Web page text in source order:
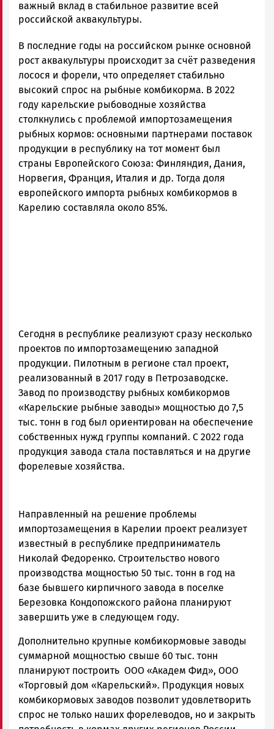
Петрозаводска
и
|
Петрозаводск
ГОВОРИТ
важный вклад в стабильное развитие всей
российской аквакультуры.
В последние годы на российском рынке основной
рост аквакультуры происходит за счёт разведения
лосося и форели, что определяет стабильно
высокий спрос на рыбные комбикорма. В 2022
году карельские рыбоводные хозяйства
столкнулись с проблемой импортозамещения
рыбных кормов: основными партнерами поставок
продукции в республику на тот момент был
страны Европейского Союза: Финляндия, Дания,
Норвегия, Франция, Италия и др. Тогда доля
европейского импорта рыбных комбикормов в
Карелию составляла около 85%.
Сегодня в республике реализуют сразу несколько
проектов по импортозамещению западной
продукции. Пилотным в регионе стал проект,
реализованный в 2017 году в Петрозаводске.
Завод по производству рыбных комбикормов
«Карельские рыбные заводы» мощностью до 7,5
тыс. тонн в год был ориентирован на обеспечение
собственных нужд группы компаний. С 2022 года
продукция завода стала поставляться и на другие
форелевые хозяйства.
Направленный на решение проблемы
импортозамещения в Карелии проект реализует
известный в республике предприниматель
Николай Федоренко. Строительство нового
производства мощностью 50 тыс. тонн в год на
базе бывшего кирпичного завода в поселке
Березовка Кондопожского района планируют
завершить уже в следующем году.
Дополнительно крупные комбикормовые заводы
суммарной мощностью свыше 60 тыс. тонн
планируют построить ООО «Академ Фид», ООО
«Торговый дом «Карельский». Продукция новых
комбикормовых заводов позволит удовлетворить
спрос не только наших форелеводов, но и закрыть